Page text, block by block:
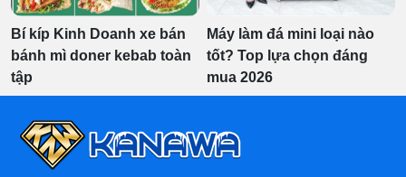
Bí kíp Kinh Doanh xe bán
bánh mì doner kebab toàn
tập
Máy làm đá mini loại nào
tốt? Top lựa chọn đáng
mua 2026